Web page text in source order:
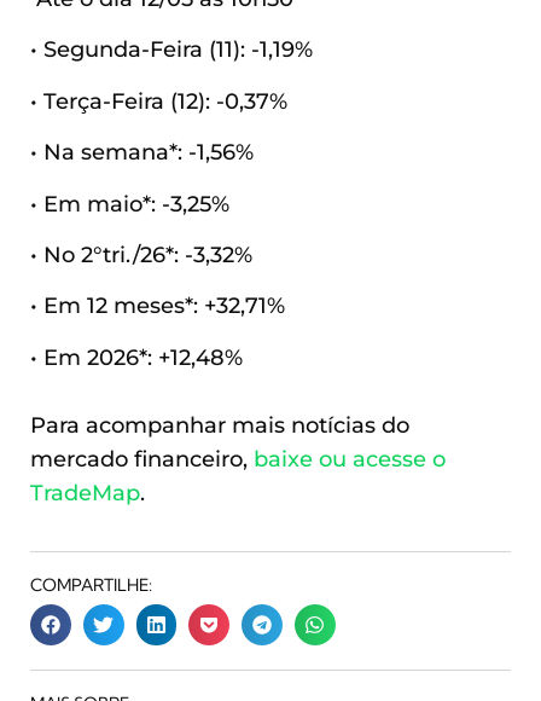
• Segunda-Feira (11): -1,19%
• Terça-Feira (12): -0,37%
• Na semana*: -1,56%
• Em maio*: -3,25%
• No 2°tri./26*: -3,32%
• Em 12 meses*: +32,71%
• Em 2026*: +12,48%
Para acompanhar mais notícias do
mercado financeiro, baixe ou acesse o
TradeMap.
COMPARTILHE: